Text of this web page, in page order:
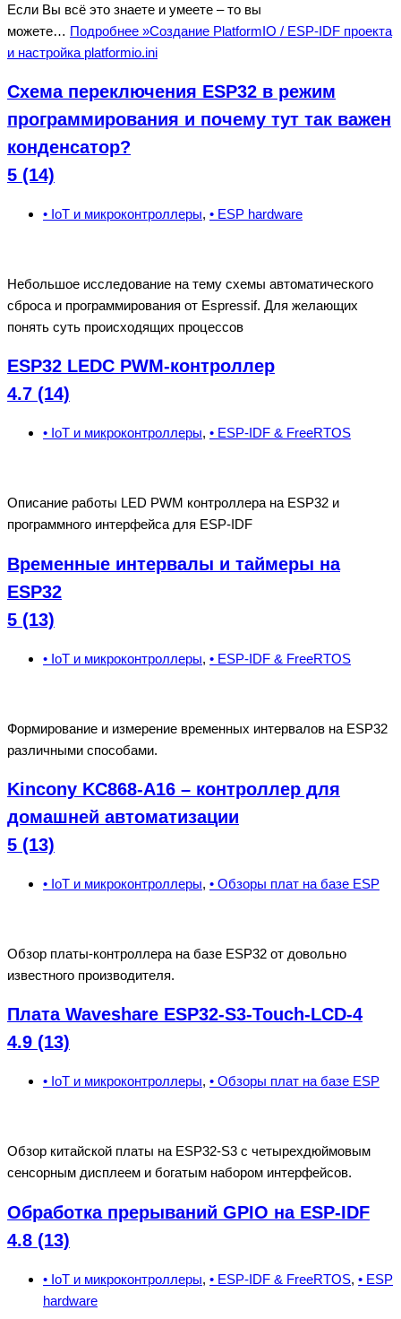
Если Вы всё это знаете и умеете – то вы
можете… Подробнее »Создание PlatformIO / ESP-IDF проекта
и настройка platformio.ini
Схема переключения ESP32 в режим
программирования и почему тут так важен
конденсатор?
5 (14)
• IoT и микроконтроллеры, • ESP hardware
Небольшое исследование на тему схемы автоматического
сброса и программирования от Espressif. Для желающих
понять суть происходящих процессов
ESP32 LEDC PWM-контроллер
4.7 (14)
• IoT и микроконтроллеры, • ESP-IDF & FreeRTOS
Описание работы LED PWM контроллера на ESP32 и
программного интерфейса для ESP-IDF
Временные интервалы и таймеры на
ESP32
5 (13)
• IoT и микроконтроллеры, • ESP-IDF & FreeRTOS
Формирование и измерение временных интервалов на ESP32
различными способами.
Kincony KC868-A16 – контроллер для
домашней автоматизации
5 (13)
• IoT и микроконтроллеры, • Обзоры плат на базе ESP
Обзор платы-контроллера на базе ESP32 от довольно
известного производителя.
Плата Waveshare ESP32-S3-Touch-LCD-4
4.9 (13)
• IoT и микроконтроллеры, • Обзоры плат на базе ESP
Обзор китайской платы на ESP32-S3 с четырехдюймовым
сенсорным дисплеем и богатым набором интерфейсов.
Обработка прерываний GPIO на ESP-IDF
4.8 (13)
• IoT и микроконтроллеры, • ESP-IDF & FreeRTOS, • ESP
hardware